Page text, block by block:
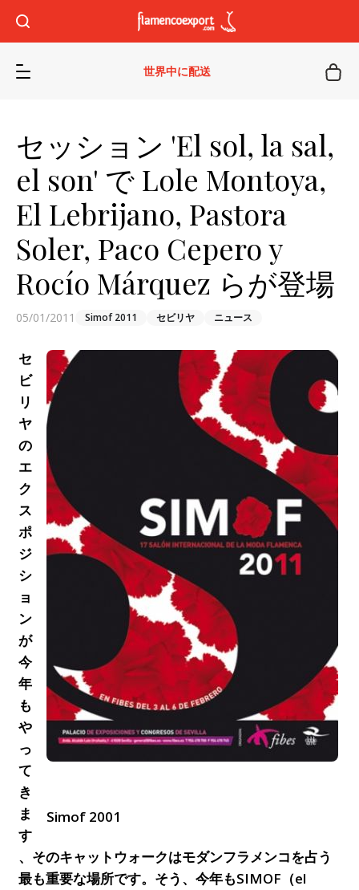
世界中に配送
セッション 'El sol, la sal,
el son' で Lole Montoya,
El Lebrijano, Pastora
Soler, Paco Cepero y
Rocío Márquez らが登場
05/01/2011 Simof 2011 セビリヤ ニュース
Simof 2001
セ
ビ
リ
ヤ
の
エ
ク
ス
ポ
ジ
シ
ョ
ン
が
今
年
も
や
っ
て
き
ま
す
、そのキャットウォークはモダンフラメンコを占う
最も重要な場所です。そう、今年もSIMOF（el